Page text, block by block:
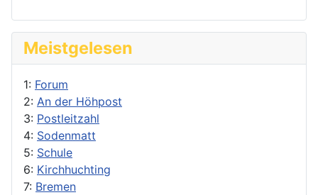
Meistgelesen
1: Forum
2: An der Höhpost
3: Postleitzahl
4: Sodenmatt
5: Schule
6: Kirchhuchting
7: Bremen